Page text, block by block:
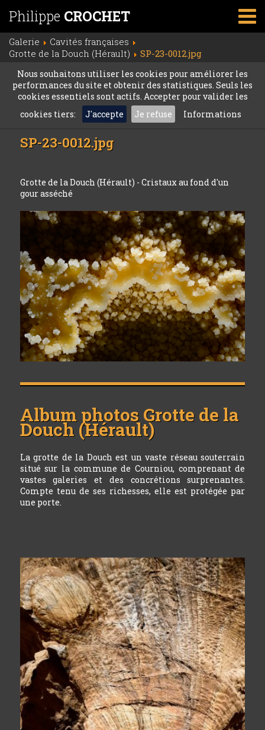
Philippe CROCHET
Galerie
Cavités françaises
Grotte de la Douch (Hérault)
SP-23-0012.jpg
Nous souhaitons utiliser les cookies pour améliorer les
performances du site et obtenir des statistiques. Seuls les
cookies essentiels sont actifs. Accepter pour valider les
cookies tiers:
J'accepte Je refuse Informations
SP-23-0012.jpg
Grotte de la Douch (Hérault) - Cristaux au fond d'un
gour asséché
Album photos Grotte de la
Douch (Hérault)
La grotte de la Douch est un vaste réseau souterrain
situé sur la commune de Courniou, comprenant de
vastes galeries et des concrétions surprenantes.
Compte tenu de ses richesses, elle est protégée par
une porte.